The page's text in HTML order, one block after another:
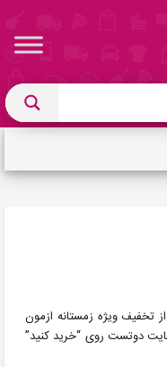
تخفیف ویژه زمستانه ازمون
دوتست روی “خرید کنید”